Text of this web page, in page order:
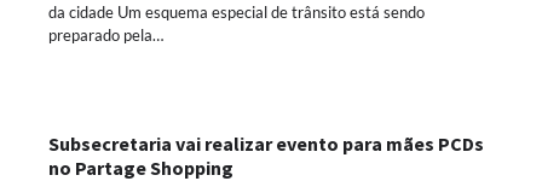
da cidade Um esquema especial de trânsito está sendo
preparado pela…
Subsecretaria vai realizar evento para mães PCDs
no Partage Shopping